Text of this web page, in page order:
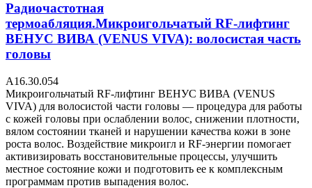
Радиочастотная
термоабляция.Микроигольчатый RF-лифтинг
ВЕНУС ВИВА (VENUS VIVA): волосистая часть
головы
А16.30.054
Микроигольчатый RF-лифтинг ВЕНУС ВИВА (VENUS
VIVA) для волосистой части головы — процедура для работы
с кожей головы при ослаблении волос, снижении плотности,
вялом состоянии тканей и нарушении качества кожи в зоне
роста волос. Воздействие микроигл и RF-энергии помогает
активизировать восстановительные процессы, улучшить
местное состояние кожи и подготовить ее к комплексным
программам против выпадения волос.